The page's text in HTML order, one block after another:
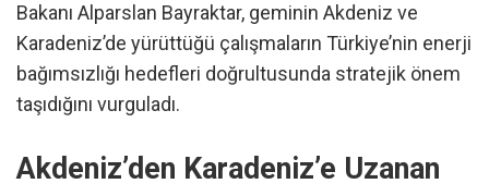
Bakanı Alparslan Bayraktar, geminin Akdeniz ve
Karadeniz’de yürüttüğü çalışmaların Türkiye’nin enerji
bağımsızlığı hedefleri doğrultusunda stratejik önem
taşıdığını vurguladı.
Akdeniz’den Karadeniz’e Uzanan